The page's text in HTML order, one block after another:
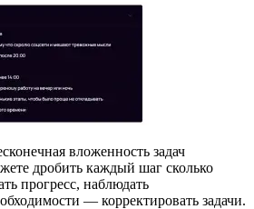
вложенность задач
дробить каждый шаг сколько
прогресс, наблюдать
— корректировать задачи.